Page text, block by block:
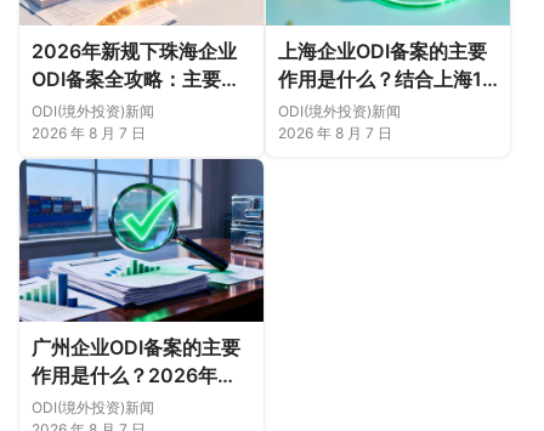
2026年新规下珠海企业
ODI备案全攻略：主要作
用、各区合规重点、外汇
登记与案例解析正规靠谱
代办中介推荐
ODI(境外投资)新闻
2026 年 8 月 7 日
上海企业ODI备案的主要
作用是什么？结合上海16
区企业特点，看懂2026
年境外投资合规逻辑
ODI(境外投资)新闻
2026 年 8 月 7 日
广州企业ODI备案的主要
作用是什么？2026年新
规下广州11区企业出海实
ODI(境外投资)新闻